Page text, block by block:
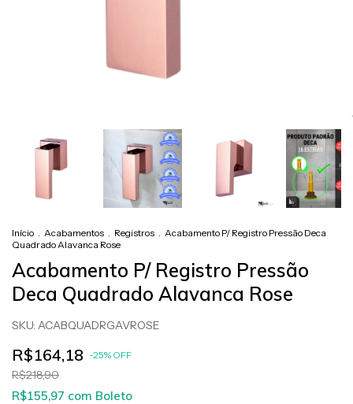
Início Acabamentos Registros
Acabamento P/ Registro Pressão Deca
Quadrado Alavanca Rose
Acabamento P/ Registro Pressão
Deca Quadrado Alavanca Rose
SKU: ACABQUADRGAVROSE
R$164,18 -25% OFF
R$218,90
R$155,97 com Boleto